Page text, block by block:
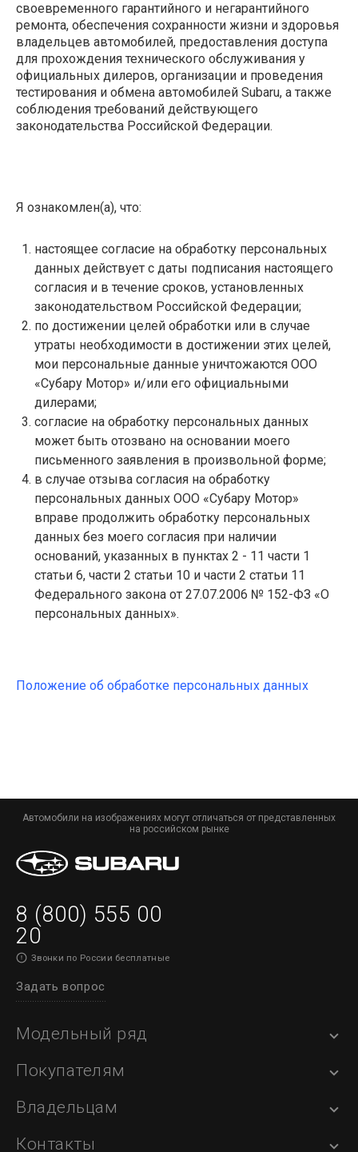
своевременного гарантийного и негарантийного
ремонта, обеспечения сохранности жизни и здоровья
владельцев автомобилей, предоставления доступа
для прохождения технического обслуживания у
официальных дилеров, организации и проведения
тестирования и обмена автомобилей Subaru, а также
соблюдения требований действующего
законодательства Российской Федерации.
Я ознакомлен(а), что:
настоящее согласие на обработку персональных
данных действует с даты подписания настоящего
согласия и в течение сроков, установленных
законодательством Российской Федерации;
по достижении целей обработки или в случае
утраты необходимости в достижении этих целей,
мои персональные данные уничтожаются ООО
«Субару Мотор» и/или его официальными
дилерами;
согласие на обработку персональных данных
может быть отозвано на основании моего
письменного заявления в произвольной форме;
в случае отзыва согласия на обработку
персональных данных ООО «Субару Мотор»
вправе продолжить обработку персональных
данных без моего согласия при наличии
оснований, указанных в пунктах 2 - 11 части 1
статьи 6, части 2 статьи 10 и части 2 статьи 11
Федерального закона от 27.07.2006 № 152-ФЗ «О
персональных данных».
Положение об обработке персональных данных
Автомобили на изображениях могут отличаться от представленных
на российском рынке
8 (800) 555 00
20
Звонки по России бесплатные
Задать вопрос
Модельный ряд
Покупателям
Владельцам
Контакты